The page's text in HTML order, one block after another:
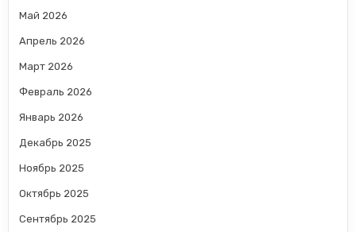
Май 2026
Апрель 2026
Март 2026
Февраль 2026
Январь 2026
Декабрь 2025
Ноябрь 2025
Октябрь 2025
Сентябрь 2025